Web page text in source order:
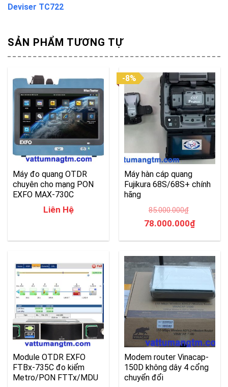
Deviser TC722
SẢN PHẨM TƯƠNG TỰ
Máy đo quang OTDR
chuyên cho mạng PON
EXFO MAX-730C
Liên Hệ
-8%
Máy hàn cáp quang
Fujikura 68S/68S+ chính
hãng
85.000.000₫
Giá
85.000.000₫.
78.000.000₫Giá
là:
Module OTDR EXFO
FTBx-735C đo kiểm
Metro/PON FTTx/MDU
Modem router Vinacap-
150D không dây 4 cổng
chuyển đổi